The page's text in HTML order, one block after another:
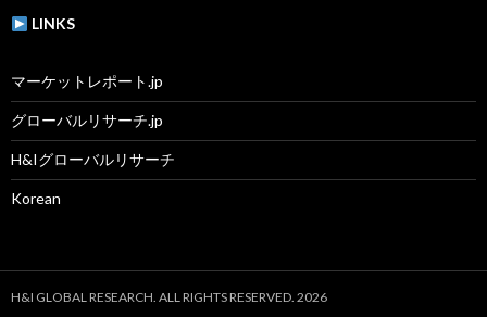
LINKS
マーケットレポート.jp
グローバルリサーチ.jp
H&Iグローバルリサーチ
Korean
H&I GLOBAL RESEARCH. ALL RIGHTS RESERVED. 2026